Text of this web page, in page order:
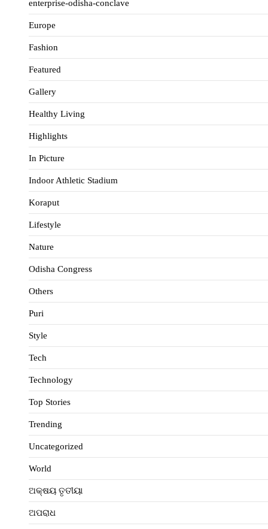
enterprise-odisha-conclave
Europe
Fashion
Featured
Gallery
Healthy Living
Highlights
In Picture
Indoor Athletic Stadium
Koraput
Lifestyle
Nature
Odisha Congress
Others
Puri
Style
Tech
Technology
Top Stories
Trending
Uncategorized
World
ଅକ୍ଷୟ ତୃତୀୟା
ଅପରାଧ